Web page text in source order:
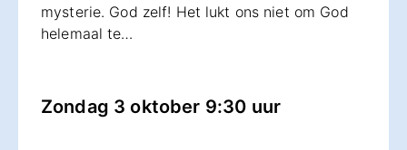
mysterie. God zelf! Het lukt ons niet om God
helemaal te…
Zondag 3 oktober 9:30 uur